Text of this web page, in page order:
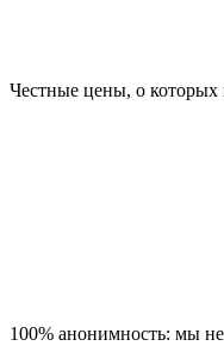
Честные цены, о которых
100% анонимность: мы